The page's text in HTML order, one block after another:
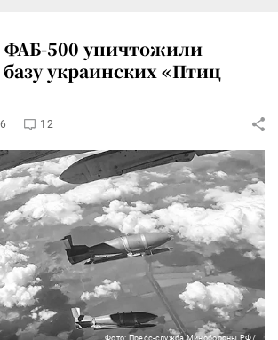
500 уничтожили
украинских «Птиц
12
Фото: Пресс-служба Минобороны РФ/